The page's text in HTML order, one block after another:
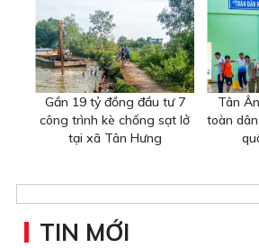
Gần 19 tỷ đồng đầu tư 7
công trình kè chống sạt lở
tại xã Tân Hưng
Tân
toàn
TIN MỚI